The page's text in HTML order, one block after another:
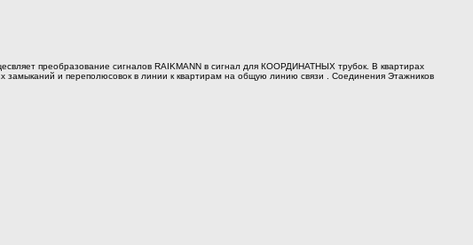
преобразование сигналов RAIKMANN в сигнал для КООРДИНАТНЫХ трубок. В квартирах
и переполюсовок в линии к квартирам на общую линию связи . Соединения Этажников